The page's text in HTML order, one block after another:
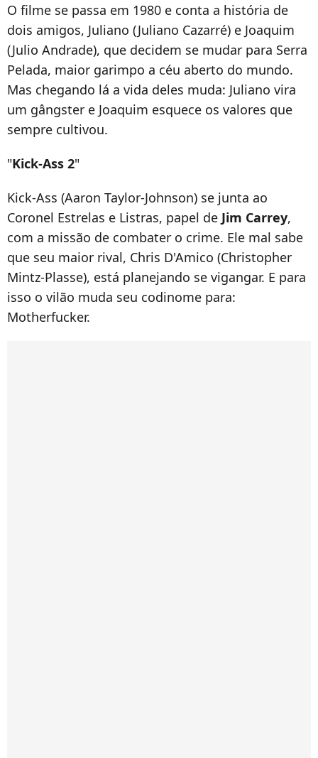
O filme se passa em 1980 e conta a história de
dois amigos, Juliano (Juliano Cazarré) e Joaquim
(Julio Andrade), que decidem se mudar para Serra
Pelada, maior garimpo a céu aberto do mundo.
Mas chegando lá a vida deles muda: Juliano vira
um gângster e Joaquim esquece os valores que
sempre cultivou.
"Kick-Ass 2"
Kick-Ass (Aaron Taylor-Johnson) se junta ao
Coronel Estrelas e Listras, papel de Jim Carrey,
com a missão de combater o crime. Ele mal sabe
que seu maior rival, Chris D'Amico (Christopher
Mintz-Plasse), está planejando se vigangar. E para
isso o vilão muda seu codinome para:
Motherfucker.